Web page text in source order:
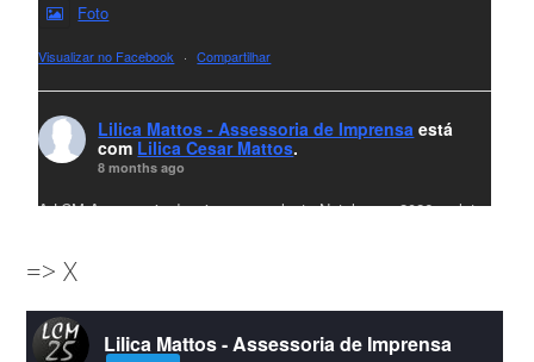
Foto
Visualizar no Facebook · Compartilhar
Lilica Mattos - Assessoria de Imprensa está
com Lilica Cesar Mattos.
8 months ago
A LCM Assessoria deseja um excelente Natal e um 2026 repleto
amigos que sempre nos acompanham!🎄✨🥂❤️
#lcmassessoriassessoria#natal #merrychristmas #felizanonovo
#HappyNewYear
=> X
Lilica Mattos - Assessoria de Imprensa